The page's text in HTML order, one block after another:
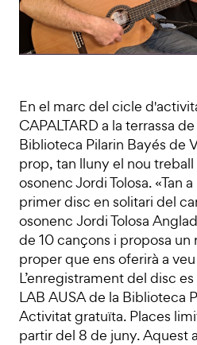
En el marc del cicle
CAPALTARD a la terrassa
Biblioteca Pilarin Bayés de
prop, tan lluny el nou
osonenc Jordi Tolosa. «Tan
primer disc en solitari del
osonenc Jordi Tolosa
de 10 cançons i proposa
proper que ens oferirà a
L’enregistrament del disc
LAB AUSA de la Biblioteca
Activitat gratuïta. Places
partir del 8 de juny. Aquest